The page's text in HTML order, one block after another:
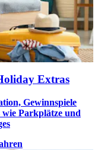
Extras
Gewinnspiele
Parkplätze und